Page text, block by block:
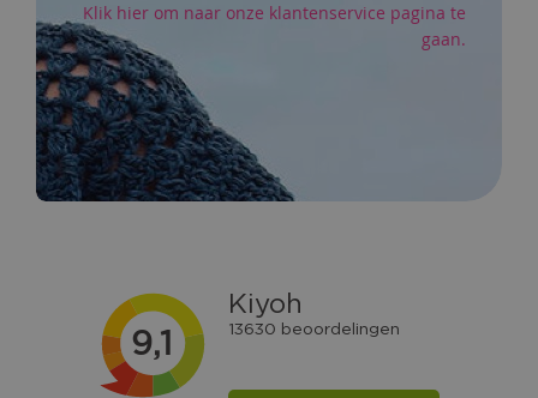
Klik hier om naar onze klantenservice pagina te
gaan.